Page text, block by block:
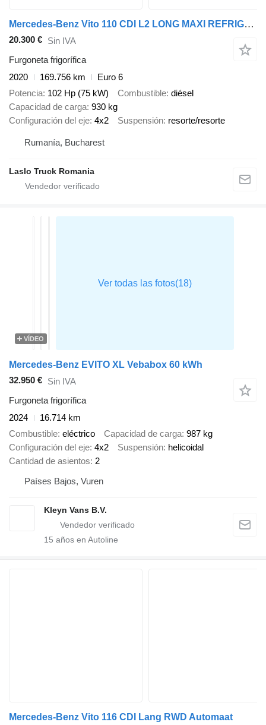
Mercedes-Benz Vito 110 CDI L2 LONG MAXI REFRIGERATOR BOX
20.300 € Sin IVA
Furgoneta frigorífica
2020
169.756 km
Euro 6
Potencia 102 Hp (75 kW) Combustible diésel
Capacidad de carga 930 kg
Configuración del eje 4x2 Suspensión resorte/resorte
Rumanía, Bucharest
Laslo Truck Romania
VÍDEO
Mercedes-Benz EVITO XL Vebabox 60 kWh
32.950 € Sin IVA
Furgoneta frigorífica
2024
16.714 km
Combustible eléctrico Capacidad de carga 987 kg
Configuración del eje 4x2 Suspensión helicoidal
Cantidad de asientos 2
Países Bajos, Vuren
Kleyn Vans B.V.
15 años en Autoline
Mercedes-Benz Vito 116 CDI Lang RWD Automaat